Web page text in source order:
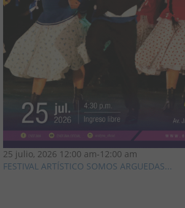
25 julio, 2026 12:00 am-12:00 am
FESTIVAL ARTÍSTICO SOMOS ARGUEDAS...